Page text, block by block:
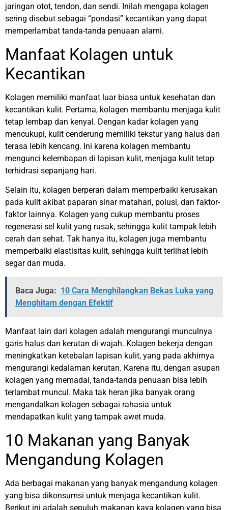
jaringan otot, tendon, dan sendi. Inilah mengapa kolagen
sering disebut sebagai “pondasi” kecantikan yang dapat
memperlambat tanda-tanda penuaan alami.
Manfaat Kolagen untuk
Kecantikan
Kolagen memiliki manfaat luar biasa untuk kesehatan dan
kecantikan kulit. Pertama, kolagen membantu menjaga kulit
tetap lembap dan kenyal. Dengan kadar kolagen yang
mencukupi, kulit cenderung memiliki tekstur yang halus dan
terasa lebih kencang. Ini karena kolagen membantu
mengunci kelembapan di lapisan kulit, menjaga kulit tetap
terhidrasi sepanjang hari.
Selain itu, kolagen berperan dalam memperbaiki kerusakan
pada kulit akibat paparan sinar matahari, polusi, dan faktor-
faktor lainnya. Kolagen yang cukup membantu proses
regenerasi sel kulit yang rusak, sehingga kulit tampak lebih
cerah dan sehat. Tak hanya itu, kolagen juga membantu
memperbaiki elastisitas kulit, sehingga kulit terlihat lebih
segar dan muda.
Baca Juga: 10 Cara Menghilangkan Bekas Luka yang
Menghitam dengan Efektif
Manfaat lain dari kolagen adalah mengurangi munculnya
garis halus dan kerutan di wajah. Kolagen bekerja dengan
meningkatkan ketebalan lapisan kulit, yang pada akhirnya
mengurangi kedalaman kerutan. Karena itu, dengan asupan
kolagen yang memadai, tanda-tanda penuaan bisa lebih
terlambat muncul. Maka tak heran jika banyak orang
mengandalkan kolagen sebagai rahasia untuk
mendapatkan kulit yang tampak awet muda.
10 Makanan yang Banyak
Mengandung Kolagen
Ada berbagai makanan yang banyak mengandung kolagen
yang bisa dikonsumsi untuk menjaga kecantikan kulit.
Berikut ini adalah sepuluh makanan kaya kolagen yang bisa